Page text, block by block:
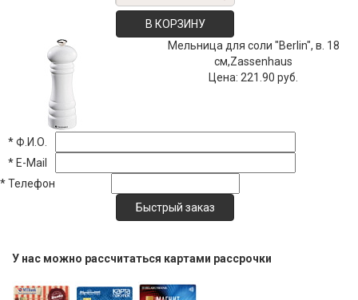
В КОРЗИНУ
Мельница для соли "Berlin", в. 18
см,Zassenhaus
Цена: 221.90 руб.
*Ф.И.О.
* E-Mail
*Телефон
У нас можно рассчитаться картами рассрочки